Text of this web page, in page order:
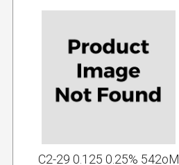
C2-29 0.125 0.25% 542оМ